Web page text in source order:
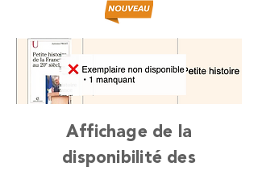
Affichage de la
disponibilité des